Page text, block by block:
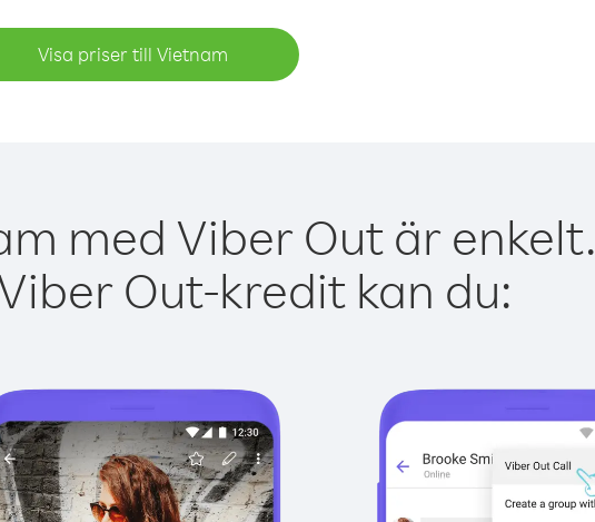
Visa priser till Vietnam
med Viber Out är enkelt.
Out-kredit kan du: